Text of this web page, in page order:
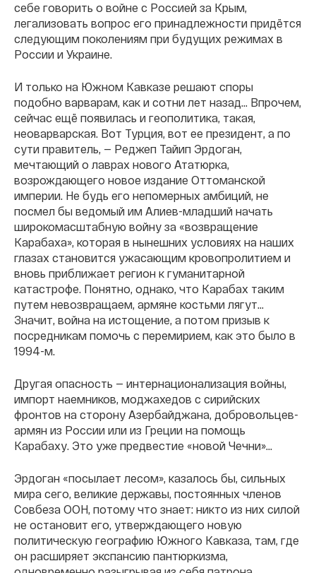
себе говорить о войне с Россией за Крым,
легализовать вопрос его принадлежности придётся
следующим поколениям при будущих режимах в
России и Украине.
И только на Южном Кавказе решают споры
подобно варварам, как и сотни лет назад... Впрочем,
сейчас ещё появилась и геополитика, такая,
неоварварская. Вот Турция, вот ее президент, а по
сути правитель, — Реджеп Тайип Эрдоган,
мечтающий о лаврах нового Ататюрка,
возрождающего новое издание Оттоманской
империи. Не будь его непомерных амбиций, не
посмел бы ведомый им Алиев-младший начать
широкомасштабную войну за «возвращение
Карабаха», которая в нынешних условиях на наших
глазах становится ужасающим кровопролитием и
вновь приближает регион к гуманитарной
катастрофе. Понятно, однако, что Карабах таким
путем невозвращаем, армяне костьми лягут...
Значит, война на истощение, а потом призыв к
посредникам помочь с перемирием, как это было в
1994-м.
Другая опасность — интернационализация войны,
импорт наемников, моджахедов с сирийских
фронтов на сторону Азербайджана, добровольцев-
армян из России или из Греции на помощь
Карабаху. Это уже предвестие «новой Чечни»...
Эрдоган «посылает лесом», казалось бы, сильных
мира сего, великие державы, постоянных членов
Совбеза ООН, потому что знает: никто из них силой
не остановит его, утверждающего новую
политическую географию Южного Кавказа, там, где
он расширяет экспансию пантюркизма,